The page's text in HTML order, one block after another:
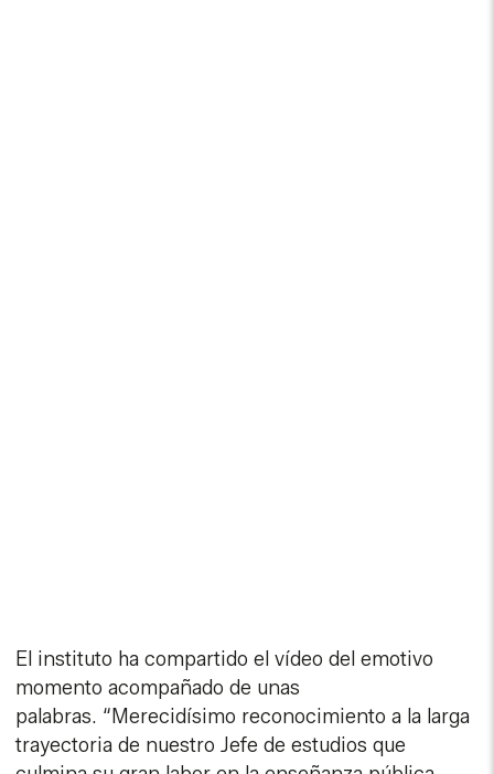
El instituto ha compartido el vídeo del emotivo
momento acompañado de unas
palabras. “Merecidísimo reconocimiento a la larga
trayectoria de nuestro Jefe de estudios que